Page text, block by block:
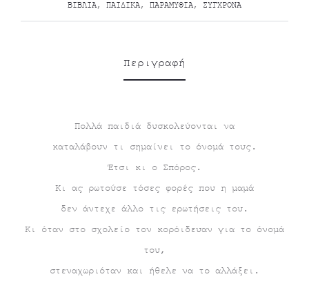
ΒΙΒΛΊΑ, ΠΑΙΔΙΚΆ, ΠΑΡΑΜΎΘΙΑ, ΣΎΓΧΡΟΝΑ
Περιγραφή
Πολλά παιδιά δυσκολεύονται να
καταλάβουν τι σημαίνει το όνομά τους.
Έτσι κι ο Σπόρος.
Κι ας ρωτούσε τόσες φορές που η μαμά
δεν άντεχε άλλο τις ερωτήσεις του.
Κι όταν στο σχολείο τον κορόιδευαν για το όνομά
του,
στεναχωριόταν και ήθελε να το αλλάξει.